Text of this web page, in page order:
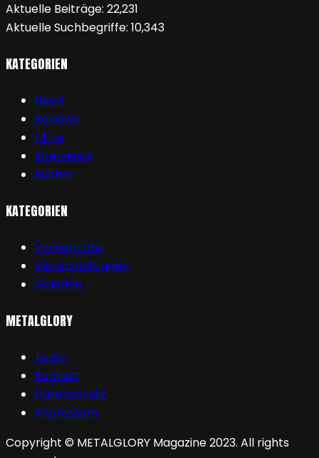
Aktuelle Beiträge: 22,231
Aktuelle Suchbegriffe: 10,343
KATEGORIEN
News
Reviews
Filme
Interviews
Bücher
KATEGORIEN
Vorberichte
Veranstaltungen
Galerien
METALGLORY
Team
Kontakt
Datenschutz
Impressum
Copyright © METALGLORY Magazine 2023. All rights